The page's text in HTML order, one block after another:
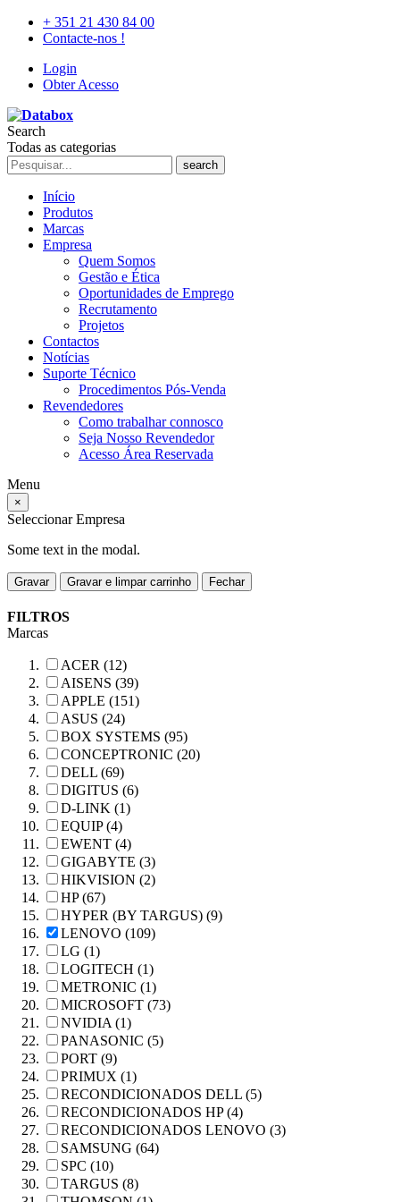
+ 351 21 430 84 00
Contacte-nos !
Login
Obter Acesso
Search
Todas as categorias
search
Início
Produtos
Marcas
Empresa
Quem Somos
Gestão e Ética
Oportunidades de Emprego
Recrutamento
Projetos
Contactos
Notícias
Suporte Técnico
Procedimentos Pós-Venda
Revendedores
Como trabalhar connosco
Seja Nosso Revendedor
Acesso Área Reservada
Menu
×
Seleccionar Empresa
Some text in the modal.
Gravar Gravar e limpar carrinho Fechar
FILTROS
Marcas
ACER (12)
AISENS (39)
APPLE (151)
ASUS (24)
BOX SYSTEMS (95)
CONCEPTRONIC (20)
DELL (69)
DIGITUS (6)
D-LINK (1)
EQUIP (4)
EWENT (4)
GIGABYTE (3)
HIKVISION (2)
HP (67)
HYPER (BY TARGUS) (9)
LENOVO (109)
LG (1)
LOGITECH (1)
METRONIC (1)
MICROSOFT (73)
NVIDIA (1)
PANASONIC (5)
PORT (9)
PRIMUX (1)
RECONDICIONADOS DELL (5)
RECONDICIONADOS HP (4)
RECONDICIONADOS LENOVO (3)
SAMSUNG (64)
SPC (10)
TARGUS (8)